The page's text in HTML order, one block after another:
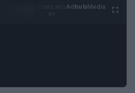
AdhubMedia